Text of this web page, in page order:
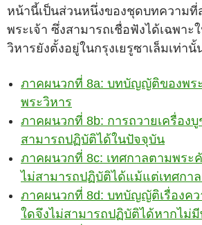
หน้านี้เป็นส่วนหนึ่งของชุดบทความที่
พระเจ้า ซึ่งสามารถเชื่อฟังได้เฉพาะ
วิหารยังตั้งอยู่ในกรุงเยรูซาเล็มเท่านั้
ภาคผนวกที่ 8a: บทบัญญัติของพร
พระวิหาร
ภาคผนวกที่ 8b: การถวายเครื่อง
สามารถปฏิบัติได้ในปัจจุบัน
ภาคผนวกที่ 8c: เทศกาลตามพระ
ไม่สามารถปฏิบัติได้แม้แต่เทศกา
ภาคผนวกที่ 8d: บทบัญญัติเรื่องค
ใดจึงไม่สามารถปฏิบัติได้หากไม่มี